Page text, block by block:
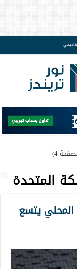
4)
المتحدة
المحلي يتسع